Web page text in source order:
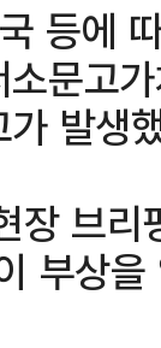
등에
문고
발생
장 브
부상